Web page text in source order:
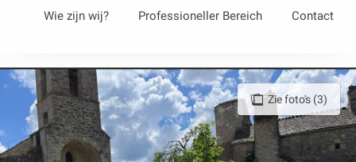
principal
Wie zijn wij? Professioneller Bereich Contact
Zie foto's (3)